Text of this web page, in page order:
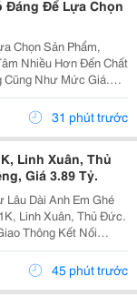
Đáng Để Lựa Chọn
Chọn Sản Phẩm,
Nhiều Hơn Đến Chất
Cũng Như Mức Giá.
Hoặc Thông Tin Từ
Hướng Tìm Hiểu Thêm
31 phút trước
Linh Xuân, Thủ
Giá 3.89 Tỷ.
Dài Anh Em Ghé
Linh Xuân, Thủ Đức.
Thông Kết Nối
Khách Mua Để Giữ
Tài Sản Hoặc Cho Thuê Đều Rất Ổn Định. Thông Tin...
45 phút trước